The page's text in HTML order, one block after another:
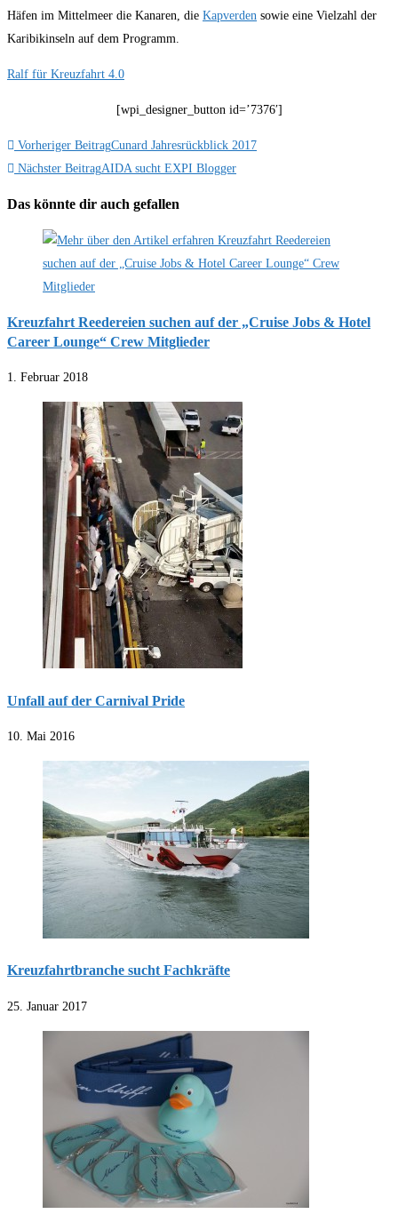
Häfen im Mittelmeer die Kanaren, die Kapverden sowie eine Vielzahl der
Karibikinseln auf dem Programm.
Ralf für Kreuzfahrt 4.0
[wpi_designer_button id=’7376′]
Weitere
Artikel
ansehen
Vorheriger BeitragCunard Jahresrückblick 2017
Nächster BeitragAIDA sucht EXPI Blogger
Das könnte dir auch gefallen
Kreuzfahrt Reedereien suchen auf der „Cruise Jobs & Hotel
Career Lounge“ Crew Mitglieder
1. Februar 2018
Unfall auf der Carnival Pride
10. Mai 2016
Kreuzfahrtbranche sucht Fachkräfte
25. Januar 2017